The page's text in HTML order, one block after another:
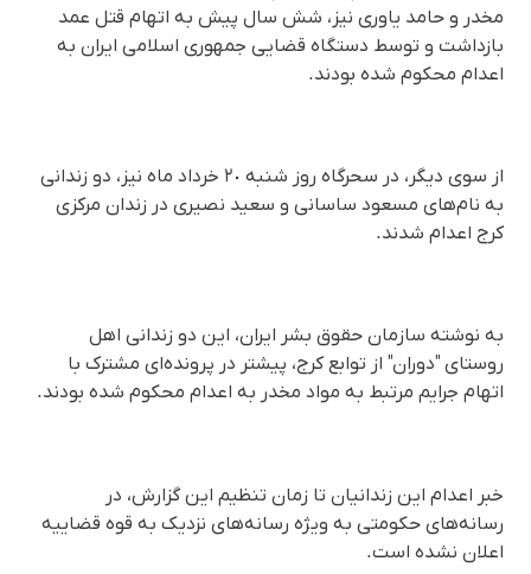
مخدر و حامد یاوری نیز، شش سال پیش به اتهام قتل عمد
بازداشت و توسط دستگاه قضایی جمهوری اسلامی ایران به
اعدام محکوم شده بودند.
از سوی دیگر، در سحرگاه روز شنبه ٢٠ خرداد ماه نیز، دو زندانی
به نام‌های مسعود ساسانی و سعید نصیری در زندان مرکزی
کرج اعدام شدند.
به نوشته سازمان حقوق بشر ایران، این دو زندانی اهل
روستای "دوران" از توابع کرج، پیشتر در پرونده‌ای مشترک با
اتهام جرایم مرتبط به مواد مخدر به اعدام محکوم شده بودند.
خبر اعدام این زندانیان تا زمان تنظیم این گزارش، در
رسانه‌های حکومتی به ویژه رسانه‌های نزدیک به قوه قضاییه
اعلان نشده است.